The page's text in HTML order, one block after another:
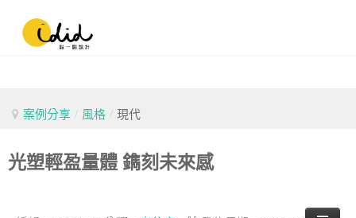
案例分享 / 風格 / 現代
光塑輕盈量體 鐫刻未來感